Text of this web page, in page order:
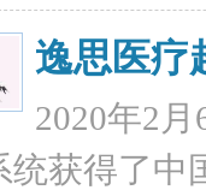
逸思医疗
2020年2
统获得了中